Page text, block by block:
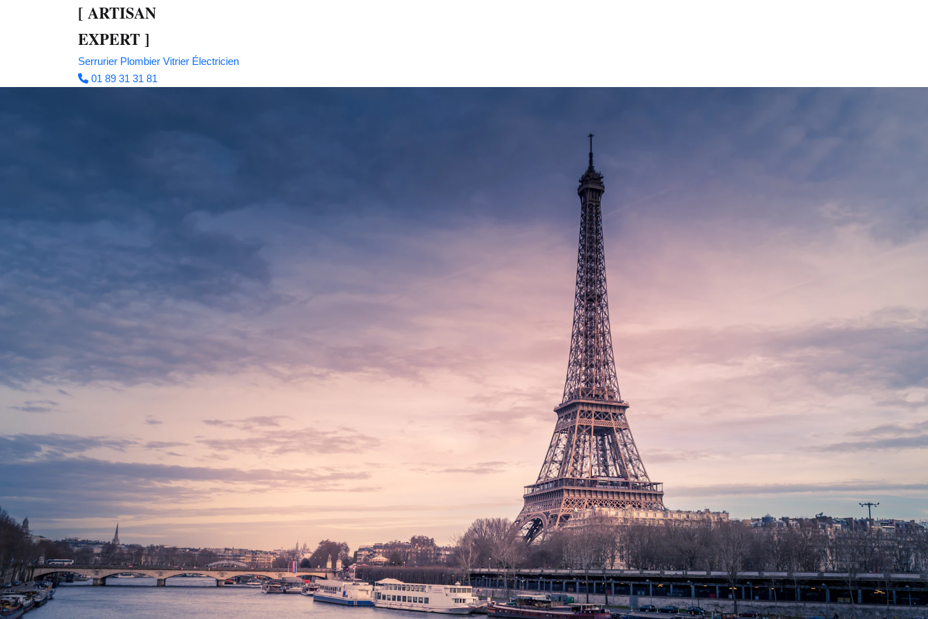
[ ARTISAN
EXPERT]
Serrurier Plombier Vitrier Électricien
01 89 31 31 81